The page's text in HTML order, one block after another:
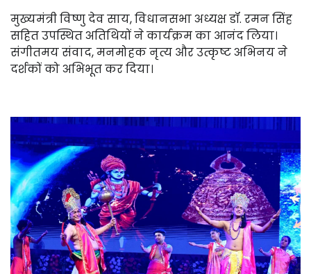
मुख्यमंत्री विष्णु देव साय, विधानसभा अध्यक्ष डॉ. रमन सिंह
सहित उपस्थित अतिथियों ने कार्यक्रम का आनंद लिया।
संगीतमय संवाद, मनमोहक नृत्य और उत्कृष्ट अभिनय ने
दर्शकों को अभिभूत कर दिया।